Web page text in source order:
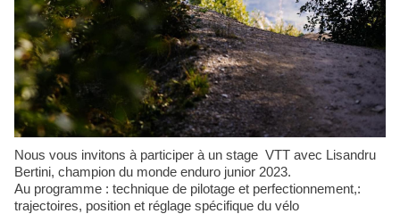
Nous vous invitons à participer à un stage VTT avec Lisandru
Bertini, champion du monde enduro junior 2023.
Au programme : technique de pilotage et perfectionnement,:
trajectoires, position et réglage spécifique du vélo